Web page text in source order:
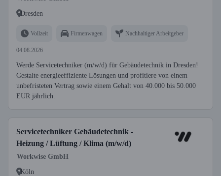
Dresden
Vollzeit Firmenwagen Nachhaltiger Arbeitgeber
04.08.2026
Werde Servicetechniker (m/w/d) für Gebäudetechnik in Dresden!
Gestalte energieeffiziente Lösungen und profitiere von einem
unbefristeten Vertrag sowie einem Gehalt von 40.000 bis 50.000
EUR jährlich.
Servicetechniker Gebäudetechnik -
Heizung / Lüftung / Klima (m/w/d)
Workwise GmbH
Köln